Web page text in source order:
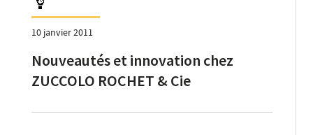
10 janvier 2011
Nouveautés et innovation chez
ZUCCOLO ROCHET & Cie